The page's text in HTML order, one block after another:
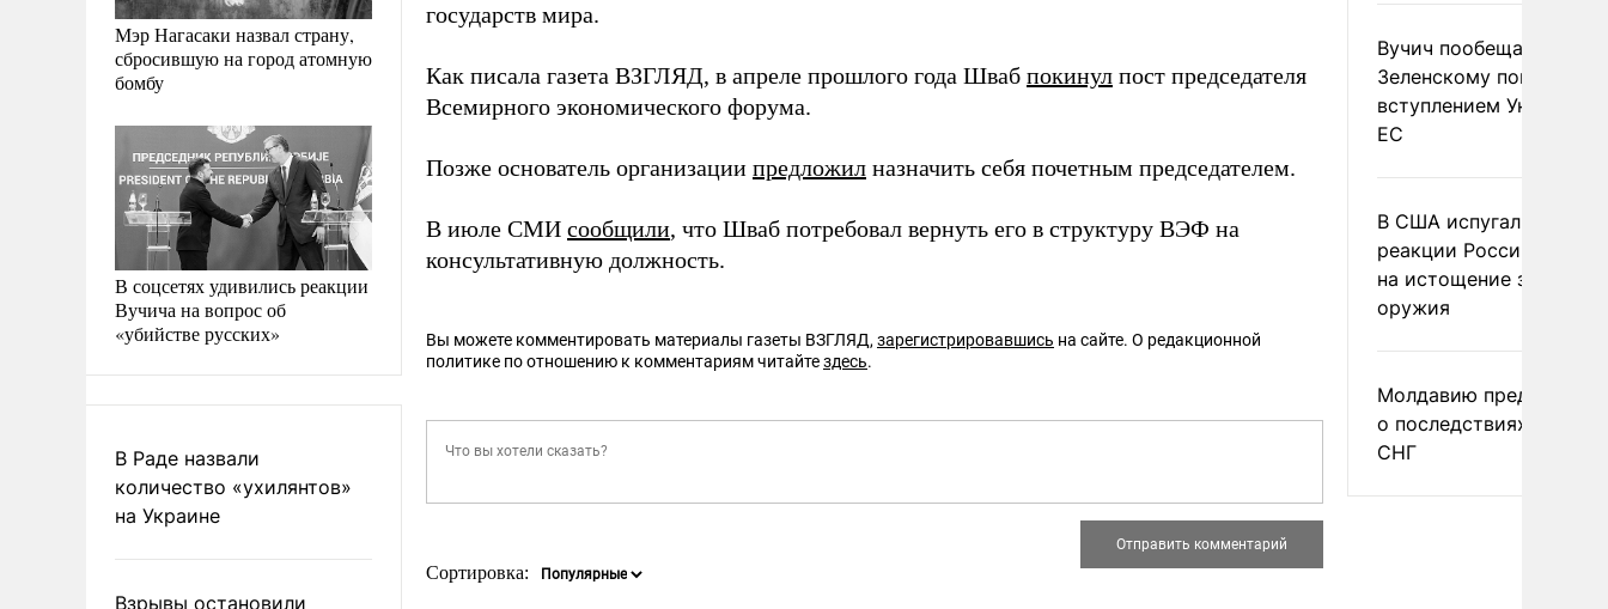
Мэр Нагасаки назвал страну,
сбросившую на город атомную
бомбу
В соцсетях удивились реакции
Вучича на вопрос об
«убийстве русских»
В Раде назвали
количество «ухилянтов»
на Украине
Взрывы остановили
государств мира.
Как писала газета ВЗГЛЯД, в апреле прошлого года Шваб покинул пост председателя
Всемирного экономического форума.
Позже основатель организации предложил назначить себя почетным председателем.
В июле СМИ сообщили, что Шваб потребовал вернуть его в структуру ВЭФ на
консультативную должность.
Вы можете комментировать материалы газеты ВЗГЛЯД, зарегистрировавшись на сайте. О редакционной
политике по отношению к комментариям читайтездесь.
Сортировка:
Вучич пообещал
Зеленскому помочь со
вступлением Украины в
ЕС
В США испугались
реакции России и
на истощение запасов
оружия
Молдавию
о последствиях выхода
СНГ